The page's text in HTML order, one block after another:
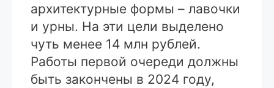
архитектурные формы – лавочки
и урны. На эти цели выделено
чуть менее 14 млн рублей.
Работы первой очереди должны
быть закончены в 2024 году,